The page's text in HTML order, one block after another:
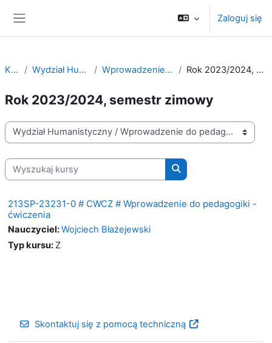
Zaloguj się
Kursy Wydział Humanistyczny Wprowadzenie do pedagogiki Rok 2023/2024, semestr zimowy
Rok 2023/2024, semestr zimowy
Kategorie kursów
Wyszukaj kursy
Wyszukaj kursy
213SP-23231-0 # CWCZ # Wprowadzenie do pedagogiki -
ćwiczenia
Nauczyciel:Wojciech Błażejewski
Typ kursu: Z
Skontaktuj się z pomocą techniczną